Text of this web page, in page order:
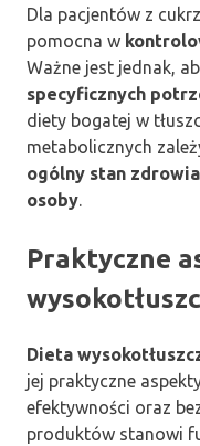
Dla pacjentów z
pomocna w
Ważne jest jednak,
specyficznych
diety bogatej w
metabolicznych
ogólny stan zdrowia
osoby.
Praktyczne
Dieta
jej praktyczne
efektywności oraz
produktów stanowi